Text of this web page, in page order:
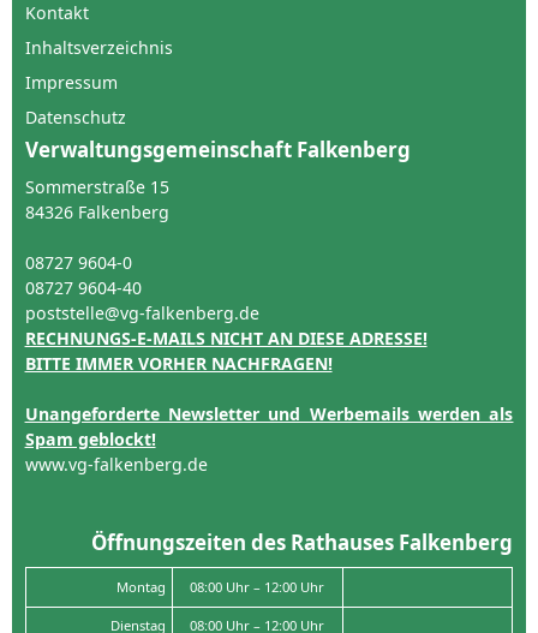
Kontakt
Inhaltsverzeichnis
Impressum
Datenschutz
Verwaltungsgemeinschaft Falkenberg
Sommerstraße 15
84326 Falkenberg
08727 9604-0
08727 9604-40
poststelle@vg-falkenberg.de
RECHNUNGS-E-MAILS NICHT AN DIESE ADRESSE!
BITTE IMMER VORHER NACHFRAGEN!
Unangeforderte Newsletter und Werbemails werden als
Spam geblockt!
www.vg-falkenberg.de
Öffnungszeiten des Rathauses Falkenberg
Montag 08:00 Uhr – 12:00 Uhr
Dienstag 08:00 Uhr – 12:00 Uhr